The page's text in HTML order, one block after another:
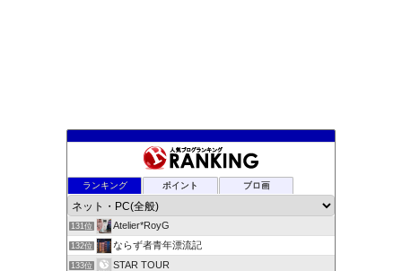
ランキング ポイント ブロ画
129位 パソコン初心者ものがたり
130位 ＊徒然こらむ＊
131位 Atelier*RoyG
132位 ならず者青年漂流記
133位 STAR TOUR